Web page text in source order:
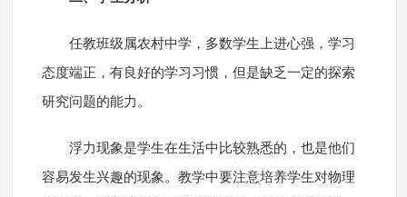
任教班级属农村中学，多数学生上进心强，学习
态度端正，有良好的学习习惯，但是缺乏一定的探索
研究问题的能力。
浮力现象是学生在生活中比较熟悉的，也是他们
容易发生兴趣的现象。教学中要注意培养学生对物理